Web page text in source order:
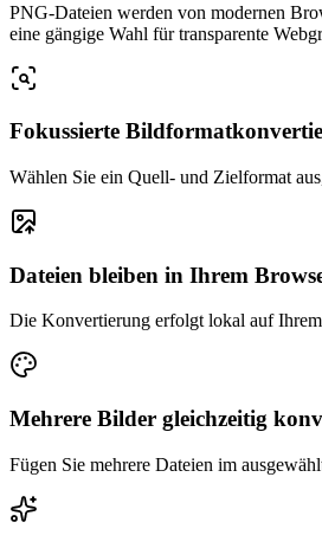
PNG-Dateien werden von modernen
eine gängige Wahl für transparente
Fokussierte
Wählen Sie ein Quell- und Zielformat
Dateien bleiben in Ihrem
Die Konvertierung erfolgt lokal auf
Mehrere Bilder gleichzeitig
Fügen Sie mehrere Dateien im